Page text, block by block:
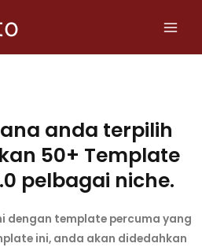
anda terpilih
50+ Template
pelbagai niche.
dengan template percuma yang
ini, anda akan didedahkan